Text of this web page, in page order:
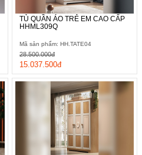
TỦ QUẦN ÁO TRẺ EM CAO CẤP
HHML309Q
Mã sản phẩm: HH.TATE04
15.037.500đ
28.500.000đ